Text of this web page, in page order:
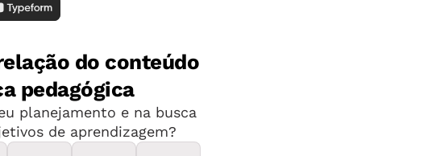
a utilização dos números
pela classe, observando como
para não dar pistas, de modo
seus próprios recursos.